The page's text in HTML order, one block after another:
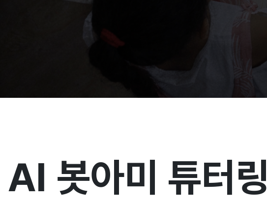
AI 봇아미 튜터링